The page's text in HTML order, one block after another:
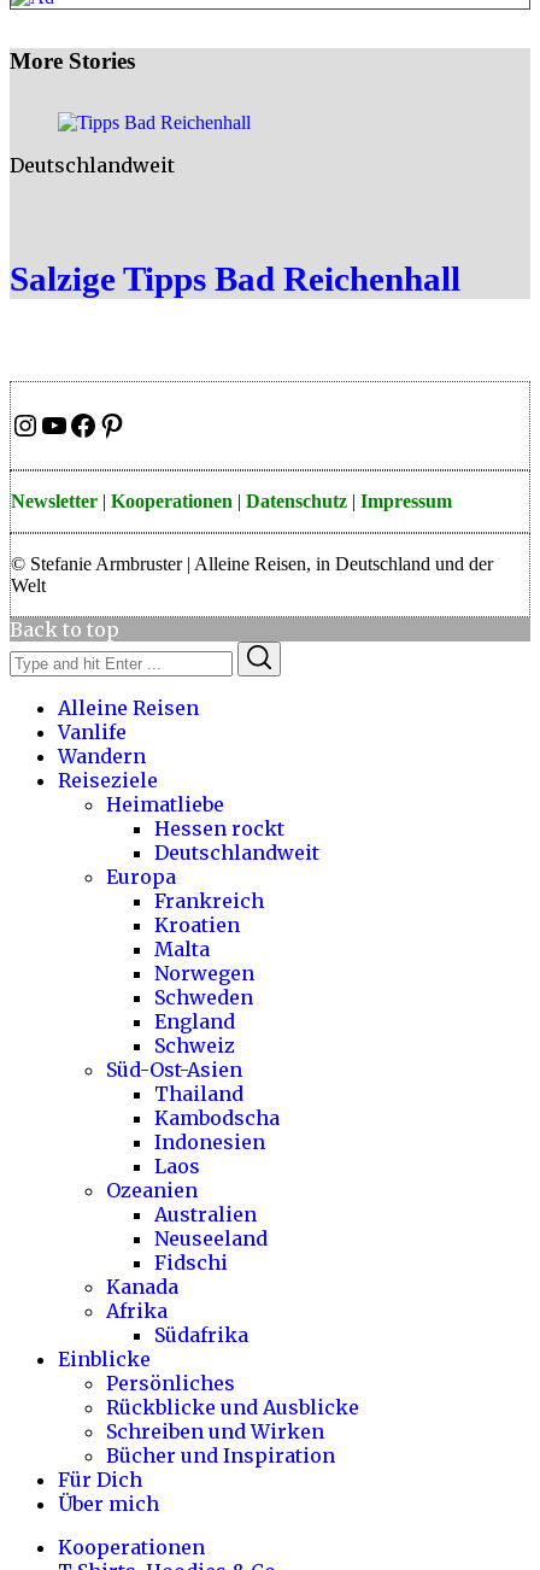
More Stories
Deutschlandweit
Salzige Tipps Bad Reichenhall
Instagram
YouTube
Facebook
Pinterest
Newsletter | Kooperationen | Datenschutz | Impressum
© Stefanie Armbruster | Alleine Reisen, in Deutschland und der
Welt
Back to top
Search
for:
Alleine Reisen
Vanlife
Wandern
Reiseziele
Heimatliebe
Hessen rockt
Deutschlandweit
Europa
Frankreich
Kroatien
Malta
Norwegen
Schweden
England
Schweiz
Süd-Ost-Asien
Thailand
Kambodscha
Indonesien
Laos
Ozeanien
Australien
Neuseeland
Fidschi
Kanada
Afrika
Südafrika
Einblicke
Persönliches
Rückblicke und Ausblicke
Schreiben und Wirken
Bücher und Inspiration
Für Dich
Über mich
Kooperationen